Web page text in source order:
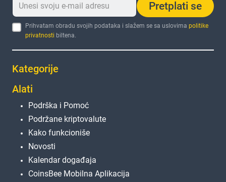
Pretplati se
Prihvatam obradu svojih podataka i slažem se sa uslovimapolitike
privatnosti biltena.
Kategorije
Alati
Podrška i Pomoć
Podržane kriptovalute
Kako funkcioniše
Novosti
Kalendar događaja
CoinsBee Mobilna Aplikacija